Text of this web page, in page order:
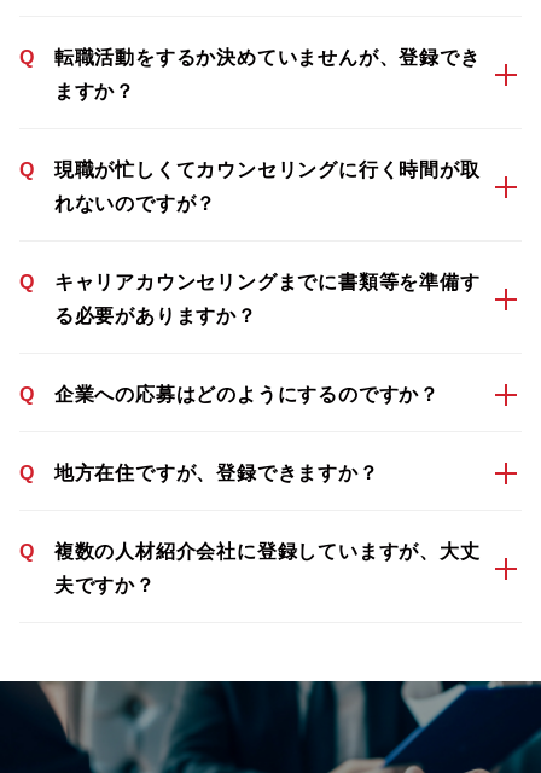
Q
転職活動をするか決めていませんが、登録でき
ますか？
Q
現職が忙しくてカウンセリングに行く時間が取
れないのですが？
Q
キャリアカウンセリングまでに書類等を準備す
る必要がありますか？
Q 企業への応募はどのようにするのですか？
Q 地方在住ですが、登録できますか？
Q
複数の人材紹介会社に登録していますが、大丈
夫ですか？